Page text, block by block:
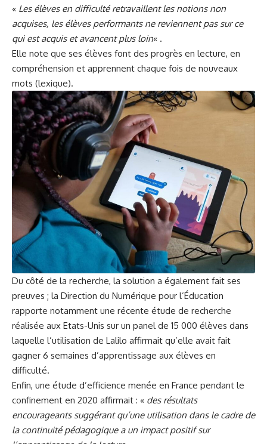
« Les élèves en difficulté retravaillent les notions non
acquises, les élèves performants ne reviennent pas sur ce
qui est acquis et avancent plus loin« .
Elle note que ses élèves font des progrès en lecture, en
compréhension et apprennent chaque fois de nouveaux
mots (lexique).
Du côté de la recherche, la solution a également fait ses
preuves ; la Direction du Numérique pour l’Éducation
rapporte notamment une récente étude de recherche
réalisée aux Etats-Unis sur un panel de 15 000 élèves dans
laquelle l’utilisation de Lalilo affirmait qu’elle avait fait
gagner 6 semaines d’apprentissage aux élèves en
difficulté.
Enfin, une étude d’efficience menée en France pendant le
confinement en 2020 affirmait : « des résultats
encourageants suggérant qu’une utilisation dans le cadre de
la continuité pédagogique a un impact positif sur